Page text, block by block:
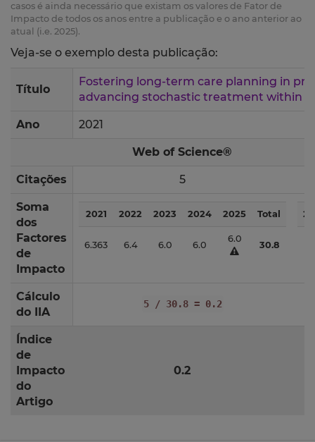
casos é ainda necessário que existam os valores de Fator de
Impacto de todos os anos entre a publicação e o ano anterior ao
atual (i.e. 2025).
Veja-se o exemplo desta publicação:
Título
Fostering long-term care planning in
advancing stochastic treatment within
Ano 2021
Web of Science®
Citações 5
Soma
dos
Factores
de
Impacto
2021 2022 2023 2024 2025 Total
6.363 6.4 6.0 6.0
6.0
30.8
Cálculo
do IIA
5 / 30.8 = 0.2
Índice
de
Impacto
do
Artigo
0.2